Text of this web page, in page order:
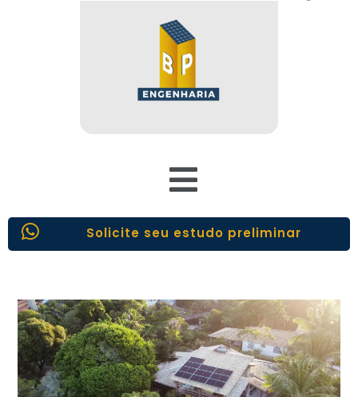
Solicite seu estudo preliminar